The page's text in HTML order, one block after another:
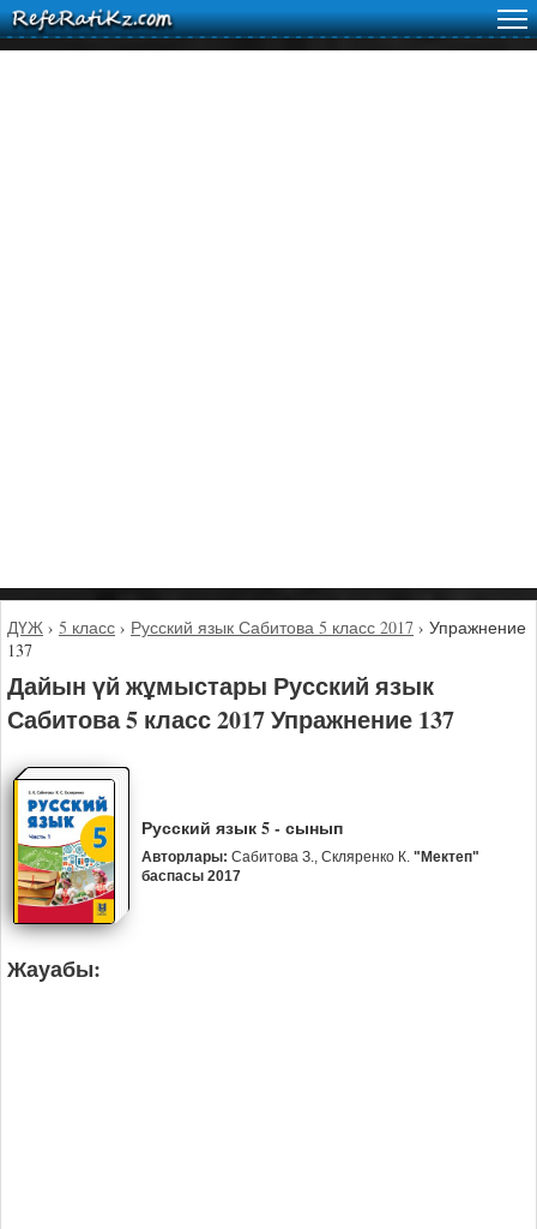
ДҮЖ › 5 класс › Русский язык Сабитова 5 класс 2017 › Упражнение
137
Дайын үй жұмыстары Русский язык
Сабитова 5 класс 2017 Упражнение 137
Русский язык 5 - сынып
Авторлары: Сабитова З., Скляренко К. "Мектеп"
баспасы 2017
Жауабы: